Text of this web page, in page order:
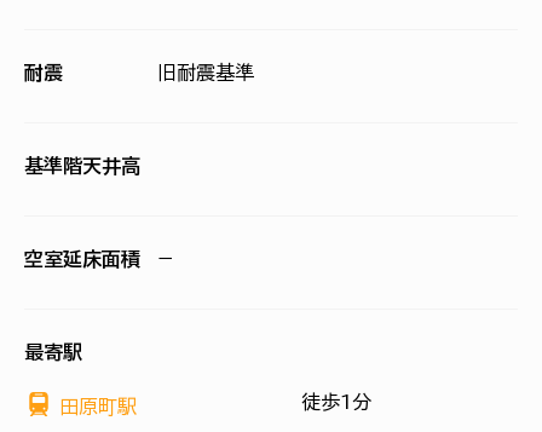
耐震 旧耐震基準
基準階天井高
空室延床面積 −
最寄駅
田原町駅 徒歩1分